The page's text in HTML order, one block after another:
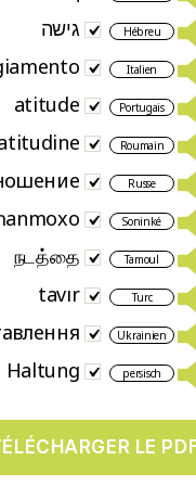
Hébreu גישה
Italien
Portugais
atitude
Roumain
Russe
Soninké
Tamoul
நடத்தை
Turc
tavır
Ukrainien
persisch
Haltung